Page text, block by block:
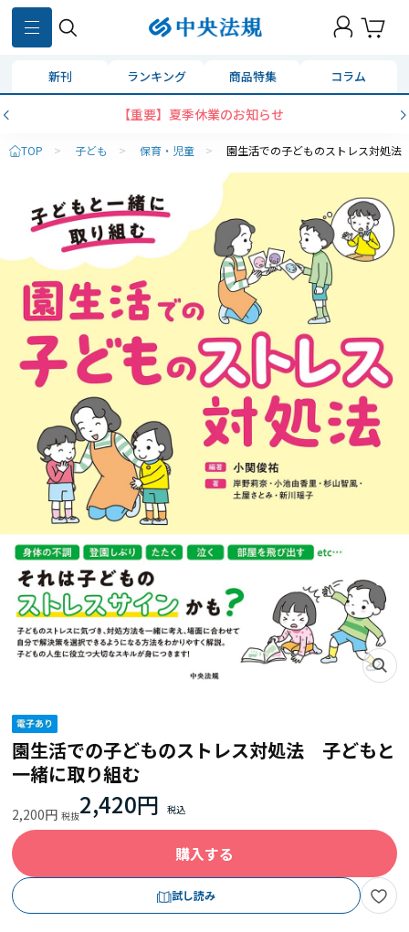
新刊 ランキング 商品特集 コラム
【重要】夏季休業のお知らせ
TOP > 子ども > 保育・児童 > 園生活での子どものストレス対処
園生活での子どものストレス対処法 子どもと
一緒に取り組む
2,200円 2,420円
購入する
試し読み